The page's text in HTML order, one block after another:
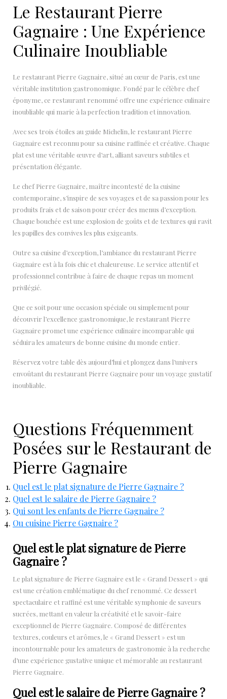
Le Restaurant Pierre
Gagnaire : Une Expérience
Culinaire Inoubliable
Le restaurant Pierre Gagnaire, situé au cœur de Paris, est une
véritable institution gastronomique. Fondé par le célèbre chef
éponyme, ce restaurant renommé offre une expérience culinaire
inoubliable qui marie à la perfection tradition et innovation.
Avec ses trois étoiles au guide Michelin, le restaurant Pierre
Gagnaire est reconnu pour sa cuisine raffinée et créative. Chaque
plat est une véritable œuvre d’art, alliant saveurs subtiles et
présentation élégante.
Le chef Pierre Gagnaire, maître incontesté de la cuisine
contemporaine, s’inspire de ses voyages et de sa passion pour les
produits frais et de saison pour créer des menus d’exception.
Chaque bouchée est une explosion de goûts et de textures qui ravit
les papilles des convives les plus exigeants.
Outre sa cuisine d’exception, l’ambiance du restaurant Pierre
Gagnaire est à la fois chic et chaleureuse. Le service attentif et
professionnel contribue à faire de chaque repas un moment
privilégié.
Que ce soit pour une occasion spéciale ou simplement pour
découvrir l’excellence gastronomique, le restaurant Pierre
Gagnaire promet une expérience culinaire incomparable qui
séduira les amateurs de bonne cuisine du monde entier.
Réservez votre table dès aujourd’hui et plongez dans l’univers
envoûtant du restaurant Pierre Gagnaire pour un voyage gustatif
inoubliable.
Questions Fréquemment
Posées sur le Restaurant de
Pierre Gagnaire
Quel est le plat signature de Pierre Gagnaire ?
Quel est le salaire de Pierre Gagnaire ?
Qui sont les enfants de Pierre Gagnaire ?
Ou cuisine Pierre Gagnaire ?
Quel est le plat signature de Pierre
Gagnaire ?
Le plat signature de Pierre Gagnaire est le « Grand Dessert » qui
est une création emblématique du chef renommé. Ce dessert
spectaculaire et raffiné est une véritable symphonie de saveurs
sucrées, mettant en valeur la créativité et le savoir-faire
exceptionnel de Pierre Gagnaire. Composé de différentes
textures, couleurs et arômes, le « Grand Dessert » est un
incontournable pour les amateurs de gastronomie à la recherche
d’une expérience gustative unique et mémorable au restaurant
Pierre Gagnaire.
Quel est le salaire de Pierre Gagnaire ?